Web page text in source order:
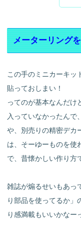
メーターリング
この手のミニカーキッ
貼っておしまい！
ってのが基本なんだけ
入っていなかったんで
や、別売りの精密デカ
は、そーゆーものを使
で、昔懐かしい作り方
雑誌が煽るせいもあっ
り部品を使ってるか」
り感満載もいいかなー